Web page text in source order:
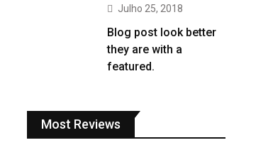
Julho 25, 2018
Blog post look better
they are with a
featured.
Most Reviews